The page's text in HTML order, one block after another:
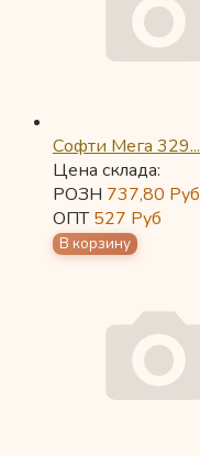
Софти Мега 329...
Цена склада:
РОЗН 737,80 Руб
ОПТ527 Руб